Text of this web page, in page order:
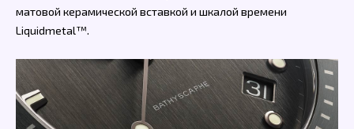
матовой керамической вставкой и шкалой времени
Liquidmetal™.